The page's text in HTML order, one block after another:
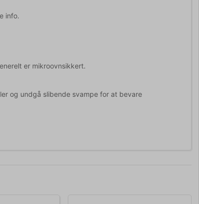
info.
er mikroovnsikkert.
og undgå slibende svampe for at bevare